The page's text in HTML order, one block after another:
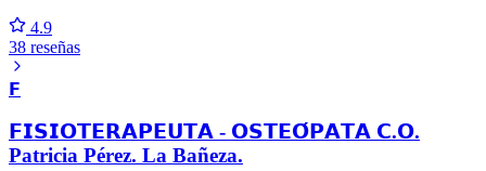
4.9
38 reseñas
𝗙
𝗙𝗜𝗦𝗜𝗢𝗧𝗘𝗥𝗔𝗣𝗘𝗨𝗧𝗔 - 𝗢𝗦𝗧𝗘𝗢́𝗣𝗔𝗧𝗔 𝗖.𝗢.
Patricia Pérez. La Bañeza.